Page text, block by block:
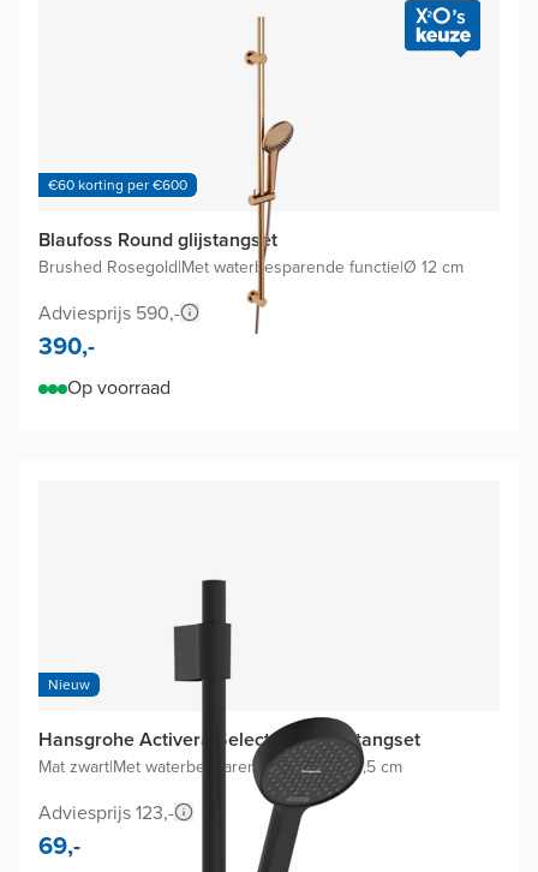
€60 korting per €600
Blaufoss Round glijstangset
Brushed Rosegold|Met waterbesparende functie|Ø 12 cm
Adviesprijs 590,-
390,-
Op voorraad
Nieuw
Hansgrohe Activera Select S 95 glijstangset
Mat zwart|Met waterbesparende functie|Ø 9,5 cm
Adviesprijs 123,-
69,-